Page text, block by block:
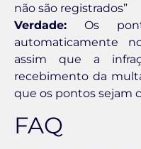
não são registrados”
Verdade: Os
automaticamente
assim que a
recebimento da
que os pontos sejam
FAQ